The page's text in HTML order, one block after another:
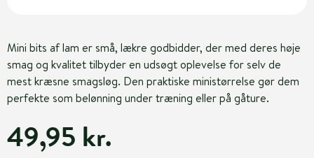
Mini bits af lam er små, lækre godbidder, der med deres høje
smag og kvalitet tilbyder en udsøgt oplevelse for selv de
mest kræsne smagsløg. Den praktiske ministørrelse gør dem
perfekte som belønning under træning eller på gåture.
49,95 kr.